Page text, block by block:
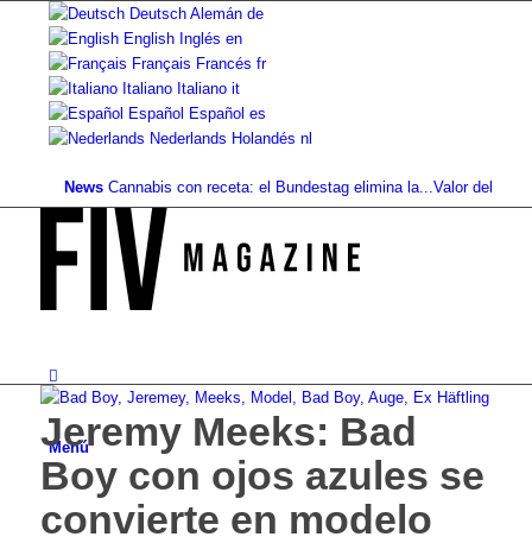
Deutsch Alemán de
English Inglés en
Français Francés fr
Italiano Italiano it
Español Español es
Nederlands Holandés nl
Cannabis con receta: el Bundestag elimina la...Valor del suelo de
Menú
Jeremy Meeks: Bad
Boy con ojos azules se
convierte en modelo